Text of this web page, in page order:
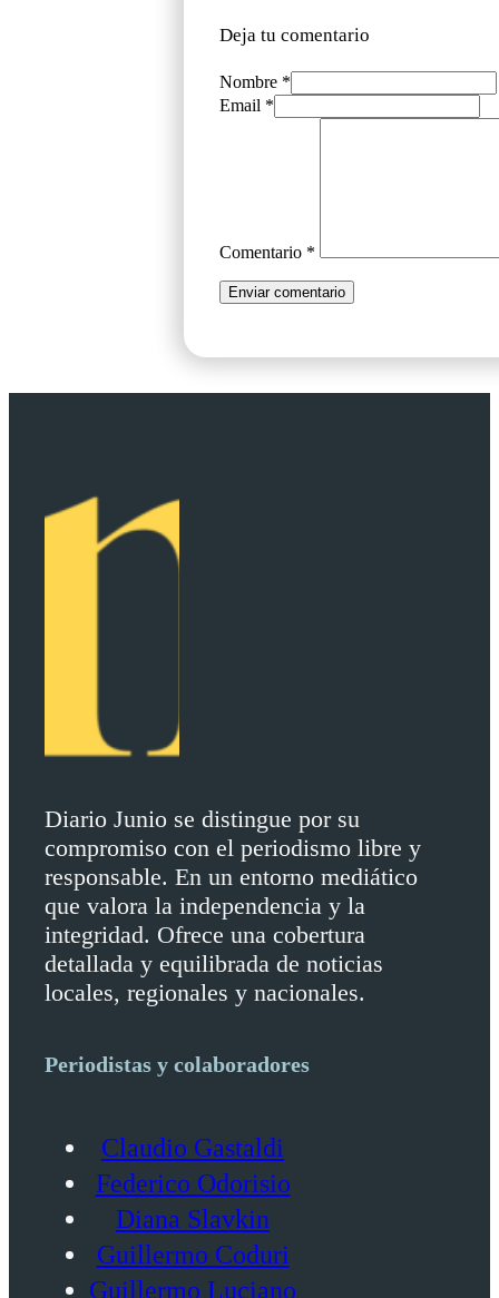
Deja tu comentario
Nombre *
Email *
Comentario *
Diario Junio se distingue por su
compromiso con el periodismo libre y
responsable. En un entorno mediático
que valora la independencia y la
integridad. Ofrece una cobertura
detallada y equilibrada de noticias
locales, regionales y nacionales.
Periodistas y colaboradores
Claudio Gastaldi
Federico Odorisio
Diana Slavkin
Guillermo Coduri
Guillermo Luciano